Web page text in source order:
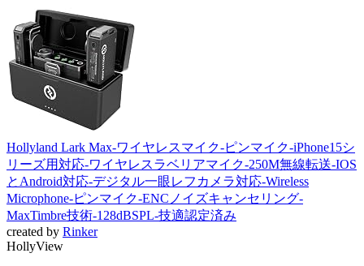
Hollyland Lark Max-ワイヤレスマイク-ピンマイク-iPhone15シ
リーズ用対応-ワイヤレスラベリアマイク-250M無線転送-IOS
とAndroid対応-デジタル一眼レフカメラ対応-Wireless
Microphone-ピンマイク-ENCノイズキャンセリング-
MaxTimbre技術-128dBSPL-技適認定済み
created by Rinker
HollyView